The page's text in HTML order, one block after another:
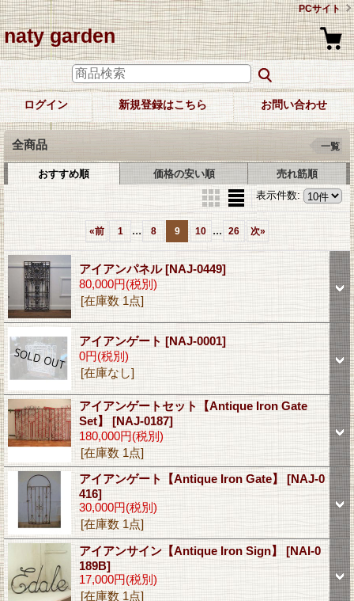
PCサイト
naty garden
ログイン 新規登録はこちら お問い合わせ
全商品 一覧
おすすめ順 価格の安い順
売れ筋順
表示件数:
«前 1 ... 8 9 10 ... 26 次»
アイアンパネル[NAJ-0449]
80,000円(税別)
[在庫数 1点]
アイアンゲート [NAJ-0001]
0円(税別)
[在庫なし]
アイアンゲートセット【Antique Iron Gate
Set】 [NAJ-0187]
180,000円(税別)
[在庫数 1点]
アイアンゲート【Antique Iron Gate】 [NAJ-0
416]
30,000円(税別)
[在庫数 1点]
アイアンサイン【Antique Iron Sign】 [NAI-0
189B]
17,000円(税別)
[在庫数 1点]